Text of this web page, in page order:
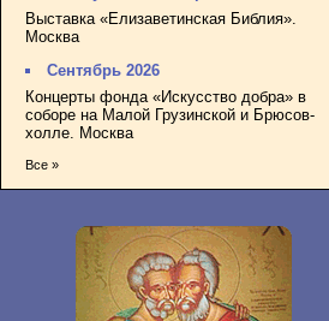
Выставка «Елизаветинская Библия».
Москва
Сентябрь 2026
Концерты фонда «Искусство добра» в
соборе на Малой Грузинской и Брюсов-
холле. Москва
Все »